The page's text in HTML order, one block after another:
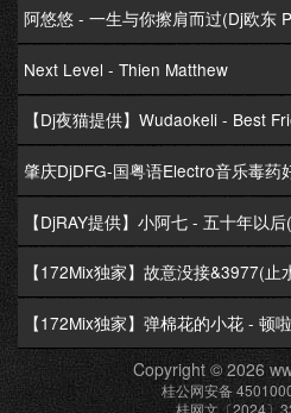
Next Level - Thien Matthew
【Dj夜猫提供】Wudaokeli - Best
肇庆DjDFG-国粤语Electro音乐毒药
Copyright © 2026
桂公网安备
桂网文〔2024〕